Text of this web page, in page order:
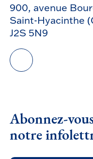
900, avenue
Saint-Hyacinthe
J2S 5N9
Abonnez-
notre